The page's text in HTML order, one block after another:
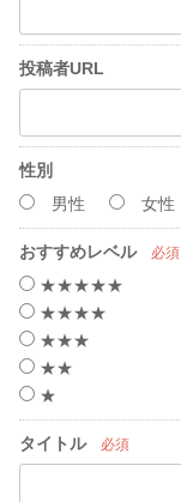
投稿者URL
性別
男性
女性
おすすめレベル 必須
★★★★★
★★★★
★★★
★★
★
タイトル 必須